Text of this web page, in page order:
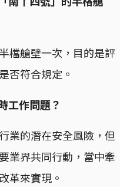
檔艙壁一次，目的是評
否符合規定。
工作問題？
業的潛在安全風險，但
業界共同行動，當中牽
革來實現。